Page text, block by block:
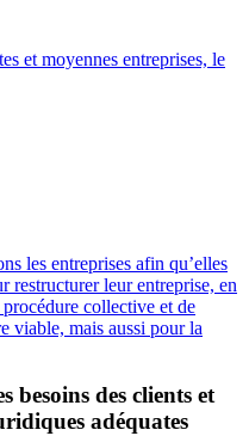
et moyennes entreprises, le
les entreprises afin qu’elles
restructurer leur entreprise, en
collective et de
viable, mais aussi pour la
besoins des clients et
adéquates